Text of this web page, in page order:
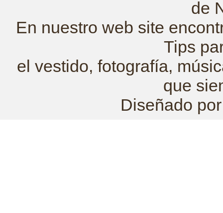
de
En nuestro web site
Tips
el vestido, fotografía,
que
Diseñado